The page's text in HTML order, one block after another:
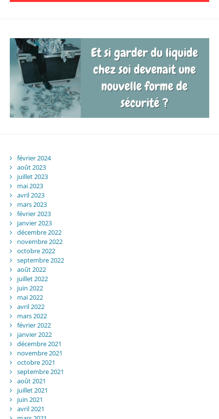
février 2024
août 2023
juillet 2023
mai 2023
avril 2023
mars 2023
février 2023
janvier 2023
décembre 2022
novembre 2022
octobre 2022
septembre 2022
août 2022
juillet 2022
juin 2022
mai 2022
avril 2022
mars 2022
février 2022
janvier 2022
décembre 2021
novembre 2021
octobre 2021
septembre 2021
août 2021
juillet 2021
juin 2021
avril 2021